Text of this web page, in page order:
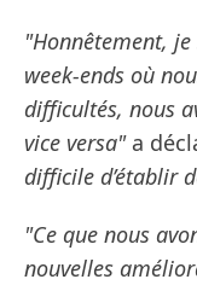
"Honnêtement,
week-ends où
difficultés, nous
vice versa" a
difficile d’établir
"Ce que nous
nouvelles